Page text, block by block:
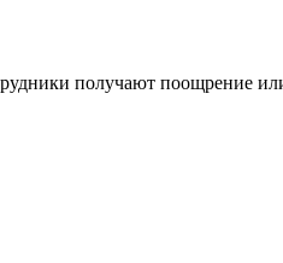
получают поощрение